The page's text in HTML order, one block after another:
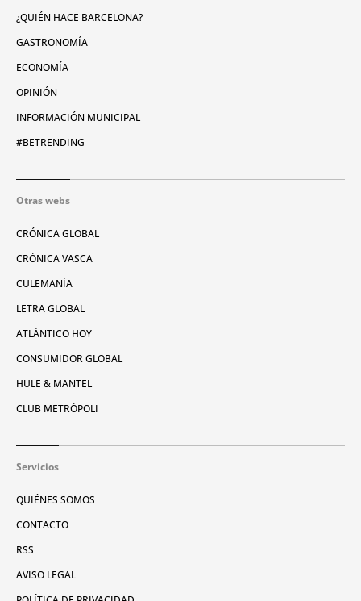
¿QUIÉN HACE BARCELONA?
GASTRONOMÍA
ECONOMÍA
OPINIÓN
INFORMACIÓN MUNICIPAL
#BETRENDING
Otras webs
CRÓNICA GLOBAL
CRÓNICA VASCA
CULEMANÍA
LETRA GLOBAL
ATLÁNTICO HOY
CONSUMIDOR GLOBAL
HULE & MANTEL
CLUB METRÓPOLI
Servicios
QUIÉNES SOMOS
CONTACTO
RSS
AVISO LEGAL